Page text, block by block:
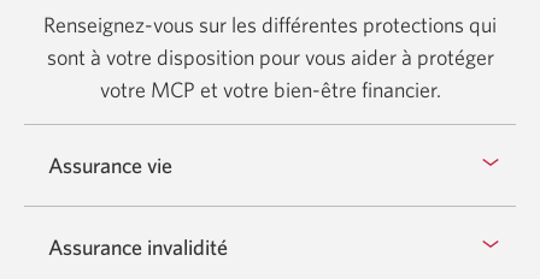
Renseignez-vous sur les différentes protections qui
sont à votre disposition pour vous aider à protéger
votre MCP et votre bien-être financier.
Assurance vie
Assurance invalidité